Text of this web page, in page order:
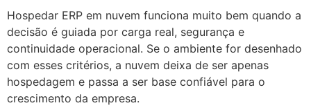
Hospedar ERP em nuvem funciona muito bem quando a
decisão é guiada por carga real, segurança e
continuidade operacional. Se o ambiente for desenhado
com esses critérios, a nuvem deixa de ser apenas
hospedagem e passa a ser base confiável para o
crescimento da empresa.